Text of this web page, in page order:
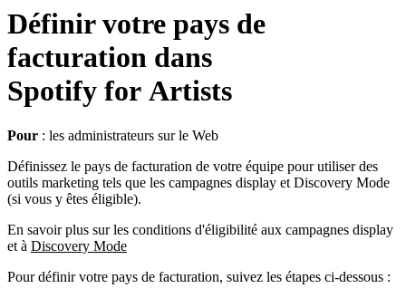
Définir votre pays de
facturation dans
Spotify for Artists
Pour : les administrateurs sur le Web
Définissez le pays de facturation de votre équipe pour utiliser des
outils marketing tels que les campagnes display et Discovery Mode
(si vous y êtes éligible).
En savoir plus sur les conditions d'éligibilité aux campagnes display
et à Discovery Mode
Pour définir votre pays de facturation, suivez les étapes ci-dessous :